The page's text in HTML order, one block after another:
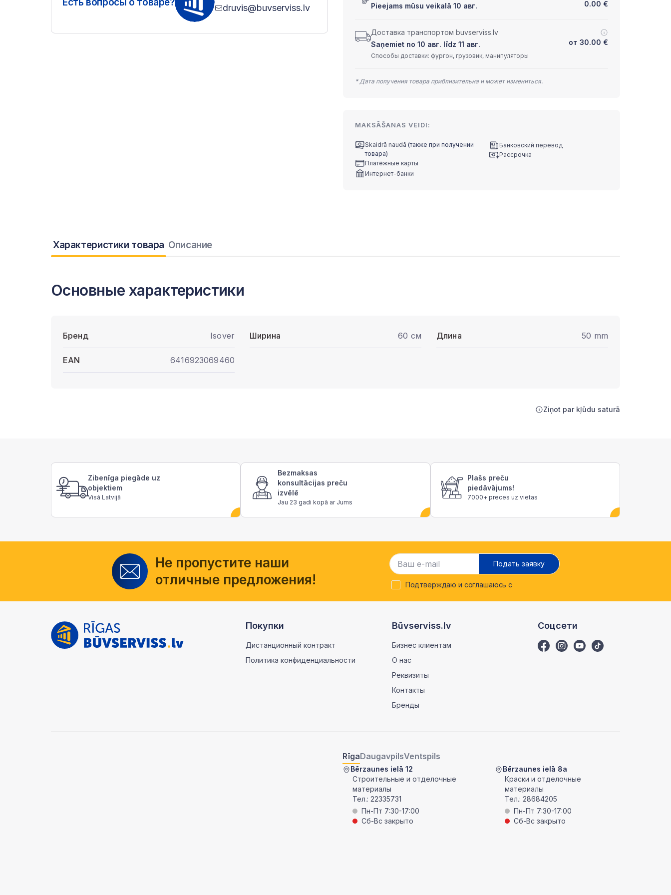
druvis@buvserviss.lv Pieejams mūsu veikalā 10 авг. 0.00 €
Доставка транспортом buvserviss.lv
Saņemiet no 10 авг. līdz 11 авг.
от 30.00 €
Способы доставки: фургон, грузовик, манипуляторы
* Дата получения товара приблизительна и может измениться.
MAKSĀŠANAS VEIDI:
Skaidrā naudā (также при получении
товара)
Платёжные карты
Интернет-банки
Банковский перевод
Рассрочка
Характеристики товара Описание
Основные характеристики
Бренд Isover Ширина 60 см Длина 50 mm
EAN 6416923069460
Ziņot par kļūdu saturā
Zibenīga piegāde uz
objektiem
Visā Latvijā
Bezmaksas
konsultācijas preču
izvēlē
Jau 23 gadi kopā ar Jums
Plašs preču
piedāvājums!
7000+ preces uz vietas
Не пропустите наши
отличные предложения!
Подать заявку
Подтверждаю и соглашаюсь с
Покупки
Дистанционный контракт
Политика конфиденциальности
Būvserviss.lv
Бизнес клиентам
О нас
Реквизиты
Контакты
Бренды
Соцсети
RīgaDaugavpilsVentspils
Bērzaunes ielā 12
Строительные и отделочные
материалы
Тел.: 22335731
Пн-Пт 7:30-17:00
Сб-Вс закрыто
Bērzaunes ielā 8a
Краски и отделочные
материалы
Тел.: 28684205
Пн-Пт 7:30-17:00
Сб-Вс закрыто